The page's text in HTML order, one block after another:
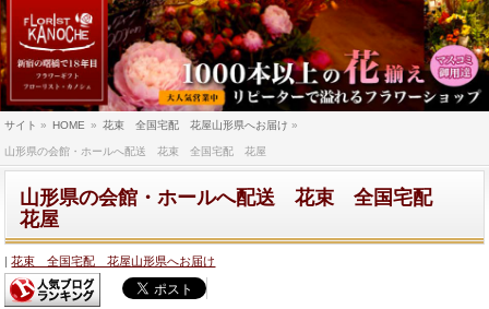
サイト » HOME » 花束 全国宅配 花屋山形県へお届け »
山形県の会館・ホールへ配送 花束 全国宅配 花屋
山形県の会館・ホールへ配送 花束 全国宅配
花屋
花束 全国宅配 花屋山形県へお届け